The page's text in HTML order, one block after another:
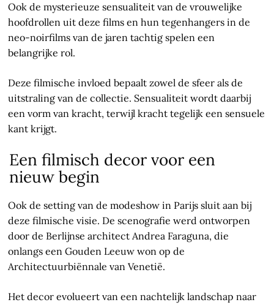
Ook de mysterieuze sensualiteit van de vrouwelijke
hoofdrollen uit deze films en hun tegenhangers in de
neo-noirfilms van de jaren tachtig spelen een
belangrijke rol.
Deze filmische invloed bepaalt zowel de sfeer als de
uitstraling van de collectie. Sensualiteit wordt daarbij
een vorm van kracht, terwijl kracht tegelijk een sensuele
kant krijgt.
Een filmisch decor voor een
nieuw begin
Ook de setting van de modeshow in Parijs sluit aan bij
deze filmische visie. De scenografie werd ontworpen
door de Berlijnse architect Andrea Faraguna, die
onlangs een Gouden Leeuw won op de
Architectuurbiënnale van Venetië.
Het decor evolueert van een nachtelijk landschap naar